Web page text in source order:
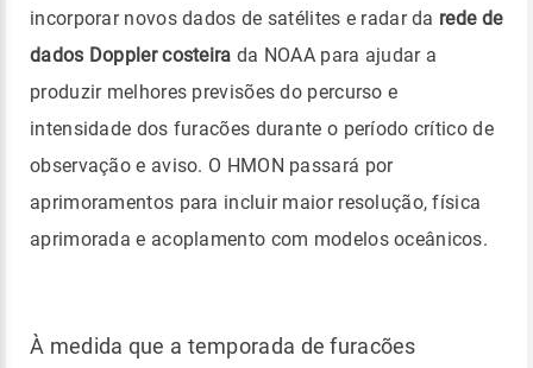
incorporar novos dados de satélites e radar da rede de
dados Doppler costeira da NOAA para ajudar a
produzir melhores previsões do percurso e
intensidade dos furacões durante o período crítico de
observação e aviso. O HMON passará por
aprimoramentos para incluir maior resolução, física
aprimorada e acoplamento com modelos oceânicos.
À medida que a temporada de furacões